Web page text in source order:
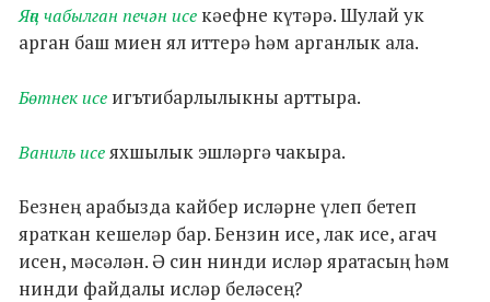
Яңа чабылган печән исе кәефне күтәрә. Шулай ук
арган баш миен ял иттерә һәм арганлык ала.
Бөтнек исе игътибарлылыкны арттыра.
Ваниль исеяхшылык эшләргә чакыра.
Безнең арабызда кайбер исләрне үлеп бетеп
яраткан кешеләр бар. Бензин исе, лак исе, агач
исен, мәсәлән. Ә син нинди исләр яратасың һәм
нинди файдалы исләр беләсең?